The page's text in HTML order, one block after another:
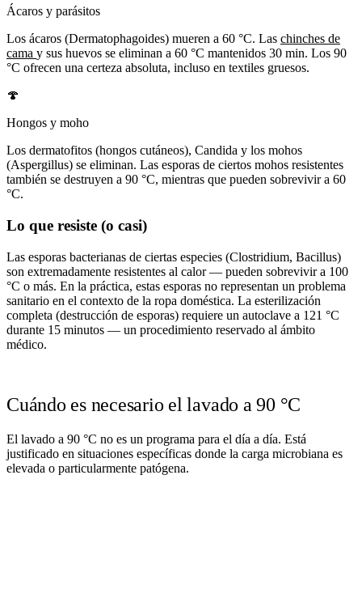
Ácaros y parásitos
Los ácaros (Dermatophagoides) mueren a 60 °C. Las chinches de
cama y sus huevos se eliminan a 60 °C mantenidos 30 min. Los 90
°C ofrecen una certeza absoluta, incluso en textiles gruesos.
🍄
Hongos y moho
Los dermatofitos (hongos cutáneos), Candida y los mohos
(Aspergillus) se eliminan. Las esporas de ciertos mohos resistentes
también se destruyen a 90 °C, mientras que pueden sobrevivir a 60
°C.
Lo que resiste (o casi)
Las esporas bacterianas de ciertas especies (Clostridium, Bacillus)
son extremadamente resistentes al calor — pueden sobrevivir a 100
°C o más. En la práctica, estas esporas no representan un problema
sanitario en el contexto de la ropa doméstica. La esterilización
completa (destrucción de esporas) requiere un autoclave a 121 °C
durante 15 minutos — un procedimiento reservado al ámbito
médico.
Cuándo es necesario el lavado a 90 °C
El lavado a 90 °C no es un programa para el día a día. Está
justificado en situaciones específicas donde la carga microbiana es
elevada o particularmente patógena.